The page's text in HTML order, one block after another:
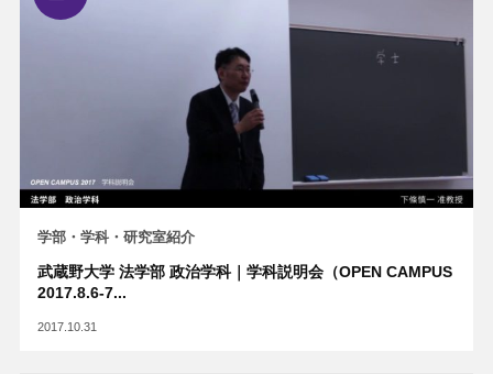
学部・学科・研究室紹介
武蔵野大学 法学部 政治学科｜学科説明会（OPEN CAMPUS
2017.8.6-7...
2017.10.31